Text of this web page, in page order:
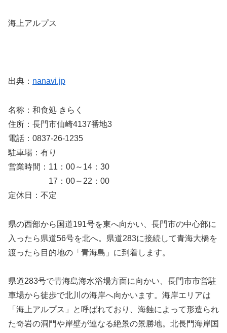
海上アルプス
出典： nanavi.jp
名称：和食処 きらく
住所：長門市仙崎4137番地3
電話：0837-26-1235
駐車場：有り
営業時間：11：00～14：30
17：00～22：00
定休日：不定
県の西部から国道191号を東へ向かい、長門市の中心部に
入ったら県道56号を北へ。県道283に接続して青海大橋を
渡ったら目的地の「青海島」に到着します。
県道283号で青海島海水浴場方面に向かい、長門市市営駐
車場から徒歩で北川の海岸へ向かいます。海岸エリアは
「海上アルプス」と呼ばれており、海蝕によって形造られ
た奇岩の洞門や岸壁が連なる絶景の景勝地。北長門海岸国